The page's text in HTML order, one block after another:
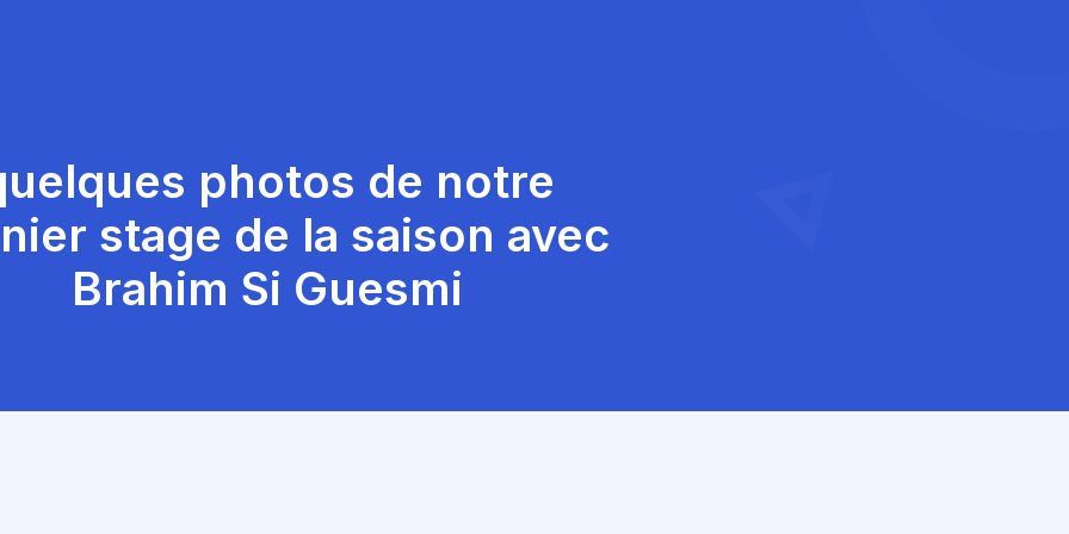
photos de notre
stage de la saison avec
Brahim Si Guesmi